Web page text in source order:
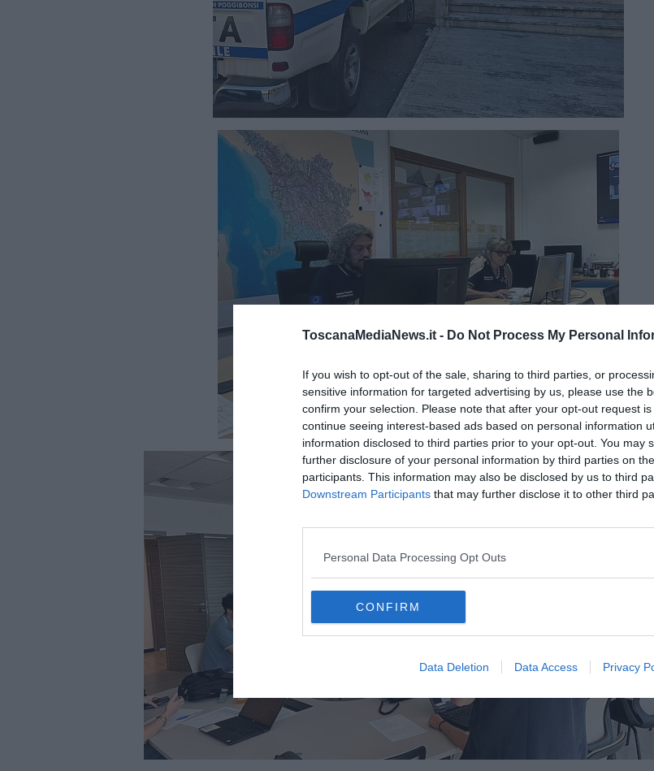
ToscanaMediaNews.it - Do Not Process My Personal
If you wish to opt-out of the sale, sharing to third parties, or
sensitive information for targeted advertising by us, please use the
confirm your selection. Please note that after your opt-out request
continue seeing interest-based ads based on personal information
information disclosed to third parties prior to your opt-out. You may
further disclosure of your personal information by third parties on
participants. This information may also be disclosed by us to third
Downstream Participants that may further disclose it to other third
Personal Data Processing Opt Outs
CONFIRM
Data Deletion Data Access Privacy